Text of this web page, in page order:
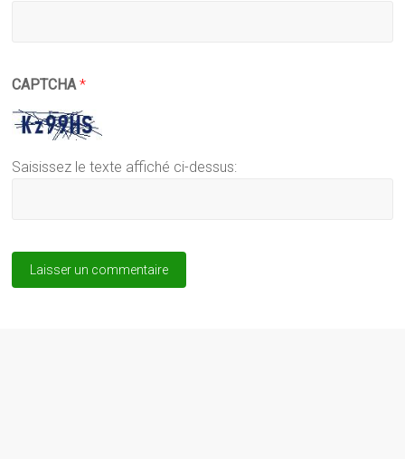
CAPTCHA*
Saisissez le texte affiché ci-dessus: